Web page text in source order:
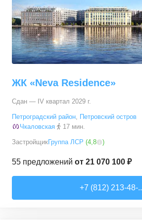
ЖК «Neva Residence»
Сдан — IV квартал 2029 г.
Петроградский район, Петровский остров
Чкаловская
17 мин.
ЗастройщикГруппа ЛСР (4,8 )
55 предложений от 21 070 100 ₽
+7 (812) 213-48-..